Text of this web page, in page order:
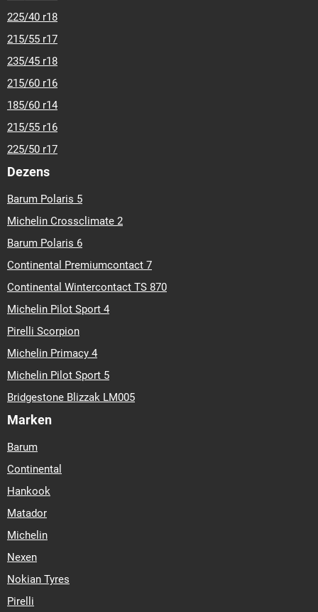
225/40 r18
215/55 r17
235/45 r18
215/60 r16
185/60 r14
215/55 r16
225/50 r17
Dezens
Barum Polaris 5
Michelin Crossclimate 2
Barum Polaris 6
Continental Premiumcontact 7
Continental Wintercontact TS 870
Michelin Pilot Sport 4
Pirelli Scorpion
Michelin Primacy 4
Michelin Pilot Sport 5
Bridgestone Blizzak LM005
Marken
Barum
Continental
Hankook
Matador
Michelin
Nexen
Nokian Tyres
Pirelli